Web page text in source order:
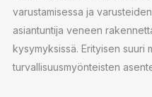
varustamisessa ja
asiantuntija veneen
kysymyksissä. Erityisen suuri
turvallisuusmyönteisten